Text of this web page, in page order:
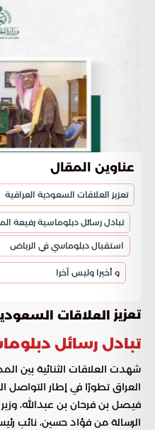
عناوين المقال
تعزيز العلاقات السعودية العراقية
تبادل رسائل دبلوماسية رفيعة
استقبال دبلوماسي في الرياض
و أخيرا وليس آخرا
تعزيز العلاقات
تبادل رسائل
شهدت العلاقات الثنائية بين
العراق تطورًا في إطار التواصل
فيصل بن فرحان بن عبدالله،
الرسالة من فؤاد حسين، نائب